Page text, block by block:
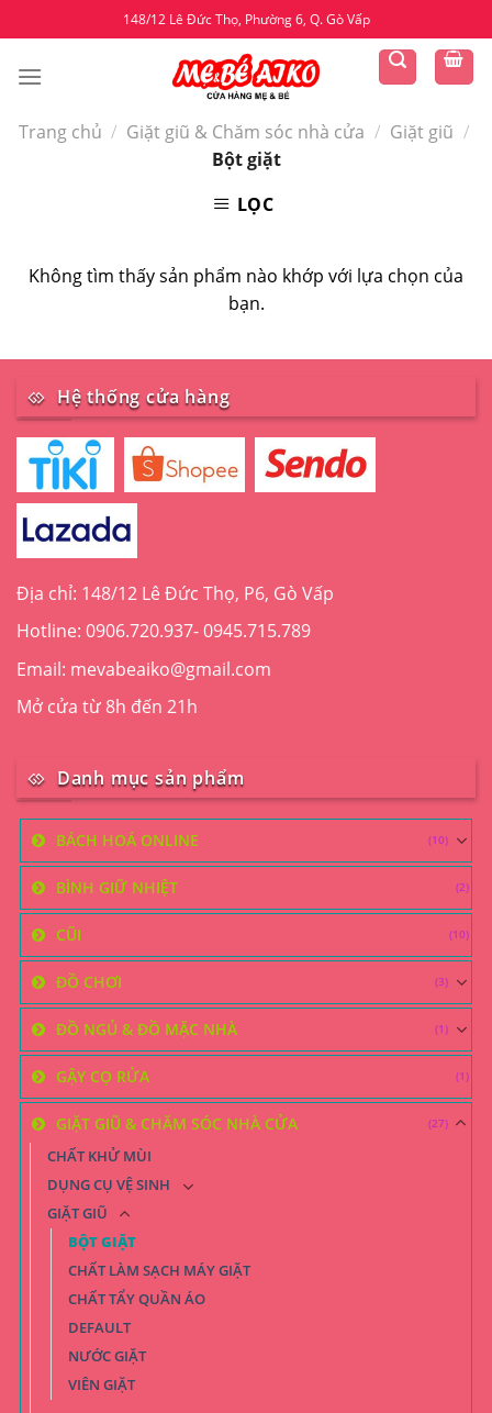
to
content
148/12 Lê Đức Thọ, Phường 6, Q. Gò Vấp
Trang chủ / Giặt giũ & Chăm sóc nhà cửa / Giặt giũ /
Bột giặt
LỌC
Không tìm thấy sản phẩm nào khớp với lựa chọn của
bạn.
Hệ thống cửa hàng
Địa chỉ: 148/12 Lê Đức Thọ, P6, Gò Vấp
Hotline: 0906.720.937- 0945.715.789
Email: mevabeaiko@gmail.com
Mở cửa từ 8h đến 21h
Danh mục sản phẩm
BÁCH HOÁ ONLINE (10)
BÌNH GIỮ NHIỆT (2)
CŨI (10)
ĐỒ CHƠI (3)
ĐỒ NGỦ & ĐỒ MẶC NHÀ (1)
GẬY CỌ RỬA (1)
GIẶT GIŨ & CHĂM SÓC NHÀ CỬA (27)
CHẤT KHỬ MÙI
DỤNG CỤ VỆ SINH
GIẶT GIŨ
BỘT GIẶT
CHẤT LÀM SẠCH MÁY GIẶT
CHẤT TẨY QUẦN ÁO
DEFAULT
NƯỚC GIẶT
VIÊN GIẶT